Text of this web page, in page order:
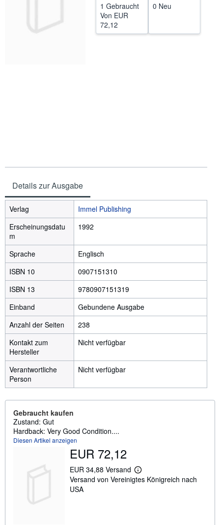
SCHLIESSEN
1 Gebraucht
Von EUR
72,12
0 Neu
Details zur Ausgabe
Verlag
Immel Publishing
Erscheinungsdatu
m
1992
Sprache
Englisch
ISBN 10
0907151310
ISBN 13
9780907151319
Einband
Gebundene Ausgabe
Anzahl der Seiten
238
Kontakt zum
Hersteller
Nicht verfügbar
Verantwortliche
Person
Nicht verfügbar
Gebraucht kaufen
Zustand: Gut
Hardback: Very Good Condition....
Diesen Artikel anzeigen
EUR 72,12
EUR 34,88 Versand
W
e
Versand von Vereinigtes Königreich nach
USA